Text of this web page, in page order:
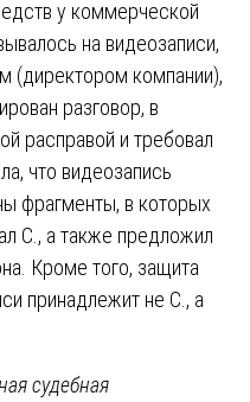
у коммерческой
на видеозаписи,
(директором компании),
разговор, в
расправой и требовал
что видеозапись
фрагменты, в которых
С., а также предложил
Кроме того, защита
принадлежит не С., а
судебная